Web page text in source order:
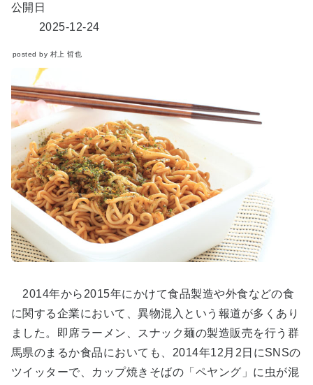
公開日
2025-12-24
posted by 村上 哲也
2014年から2015年にかけて食品製造や外食などの食
に関する企業において、異物混入という報道が多くあり
ました。即席ラーメン、スナック麺の製造販売を行う群
馬県のまるか食品においても、2014年12月2日にSNSの
ツイッターで、カップ焼きそばの「ペヤング」に虫が混